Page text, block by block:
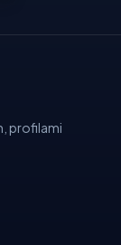
profilami